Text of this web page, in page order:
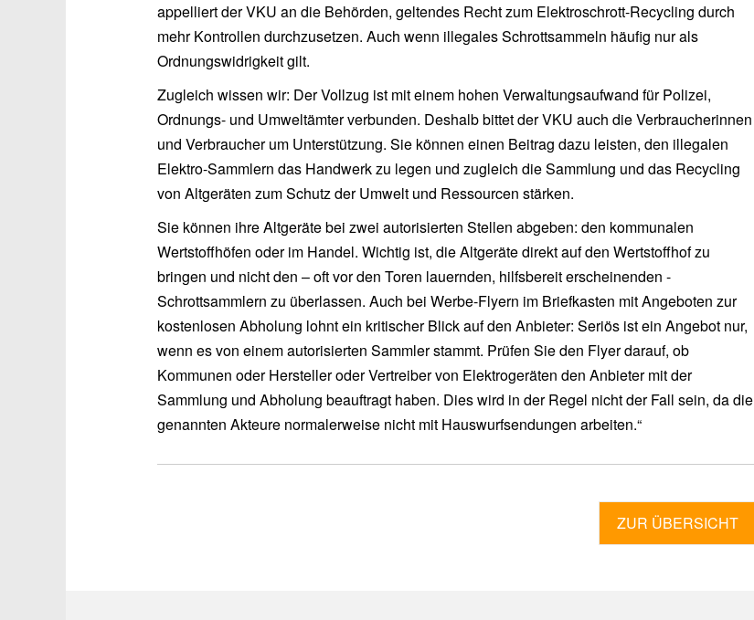
appelliert der VKU an die Behörden, geltendes Recht zum Elektroschrott-Recycling durch
mehr Kontrollen durchzusetzen. Auch wenn illegales Schrottsammeln häufig nur als
Ordnungswidrigkeit gilt.
Zugleich wissen wir: Der Vollzug ist mit einem hohen Verwaltungsaufwand für Polizei,
Ordnungs- und Umweltämter verbunden. Deshalb bittet der VKU auch die Verbraucherinnen
und Verbraucher um Unterstützung. Sie können einen Beitrag dazu leisten, den illegalen
Elektro-Sammlern das Handwerk zu legen und zugleich die Sammlung und das Recycling
von Altgeräten zum Schutz der Umwelt und Ressourcen stärken.
Sie können ihre Altgeräte bei zwei autorisierten Stellen abgeben: den kommunalen
Wertstoffhöfen oder im Handel. Wichtig ist, die Altgeräte direkt auf den Wertstoffhof zu
bringen und nicht den – oft vor den Toren lauernden, hilfsbereit erscheinenden -
Schrottsammlern zu überlassen. Auch bei Werbe-Flyern im Briefkasten mit Angeboten zur
kostenlosen Abholung lohnt ein kritischer Blick auf den Anbieter: Seriös ist ein Angebot nur,
wenn es von einem autorisierten Sammler stammt. Prüfen Sie den Flyer darauf, ob
Kommunen oder Hersteller oder Vertreiber von Elektrogeräten den Anbieter mit der
Sammlung und Abholung beauftragt haben. Dies wird in der Regel nicht der Fall sein, da die
genannten Akteure normalerweise nicht mit Hauswurfsendungen arbeiten.“
ZUR ÜBERSICHT